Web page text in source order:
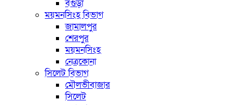
বগুড়া
ময়মনসিংহ বিভাগ
জামালপুর
শেরপুর
ময়মনসিংহ
নেত্রকোনা
সিলেট বিভাগ
মৌলভীবাজার
সিলেট